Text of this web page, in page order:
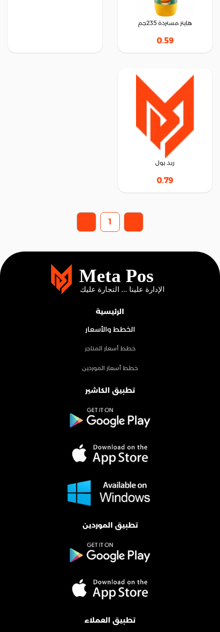
هاينز مستردة 235جم
0.59
ريد بول
0.79
1
الرئيسية
الخطط والأسعار
خطط أسعار المتاجر
خطط أسعار الموردين
تطبيق الكاشير
تطبيق الموردين
تطبيق العملاء